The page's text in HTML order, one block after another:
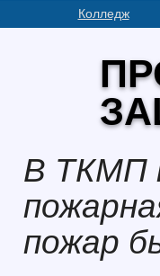
Колледж
В ТКМП
пожар